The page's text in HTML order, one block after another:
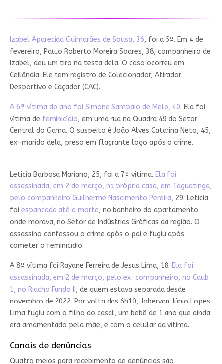
Izabel Aparecida Guimarães de Sousa, 36, foi a 5ª. Em 4 de
fevereiro, Paulo Roberto Moreira Soares, 38, companheiro de
Izabel, deu um tiro na testa dela. O caso ocorreu em
Ceilândia. Ele tem registro de Colecionador, Atirador
Desportivo e Caçador (CAC).
A 6ª vítima do ano foi Simone Sampaio de Melo, 40. Ela foi
vítima de feminicídio, em uma rua na Quadra 49 do Setor
Central do Gama. O suspeito é João Alves Catarina Neto, 45,
ex-marido dela, preso em flagrante logo após o crime.
Letícia Barbosa Mariano, 25, foi a 7ª vítima. Ela foi
assassinada, em 2 de março, na própria casa, em Taguatinga,
pelo companheiro Guilherme Nascimento Pereira, 29. Letícia
foi espancada até a morte, no banheiro do apartamento
onde morava, no Setor de Indústrias Gráficas da região. O
assassino confessou o crime após o pai e fugiu após
cometer o feminicídio.
A 8ª vítima foi Rayane Ferreira de Jesus Lima, 18. Ela foi
assassinada, em 2 de março, pelo ex-companheiro, no Caub
1, no Riacho Fundo II , de quem estava separada desde
novembro de 2022. Por volta das 6h10, Jobervan Júnio Lopes
Lima fugiu com o filho do casal, um bebê de 1 ano que ainda
era amamentado pela mãe, e com o celular da vítima.
Canais de denúncias
Quatro meios para recebimento de denúncias são